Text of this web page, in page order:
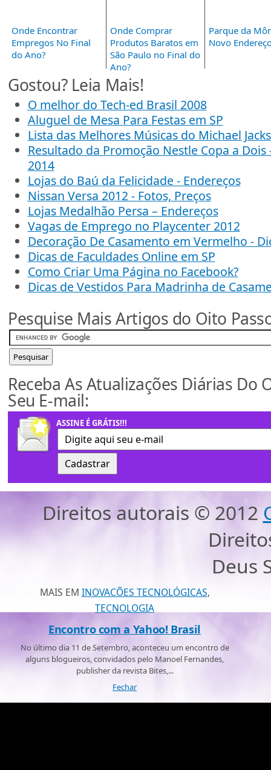
Onde Encontrar
Empregos No Final
do Ano?
Onde Comprar
Produtos Baratos em
São Paulo no Final do
Ano?
Parque da
Novo
Gostou? Leia Mais!
O melhor do Tech-ed Brasil 2008
Aluguel de Mesa Para Festas em SP
Lista das Melhores Músicas do Michael
Resultado da Promoção Nestle Copa a Dois
2014
Lojas do Baú da Felicidade - Endereços
Nissan Versa 2012 - Fotos, Preços
Lojas Medalhão Persa – Endereços
Vagas de Emprego no Playcenter 2012
Decoração De Casamento em Vermelho -
Dicas de Faculdades Online em SP
Como Criar Uma Página no Facebook?
Dicas de Vestidos Para Madrinha de
Pesquise Mais Artigos do Oito
Receba As Atualizações Diárias Do
Seu E-mail:
ASSINE É GRÁTIS!!!
Direitos autorais © 2012
Deus
MAIS EM INOVACÕES TECNOLÓGICAS,
TECNOLOGIA
Encontro com a Yahoo! Brasil
No último dia 11 de Setembro, aconteceu um encontro de
alguns blogueiros, convidados pelo Manoel Fernandes,
publisher da revista Bites,...
Fechar